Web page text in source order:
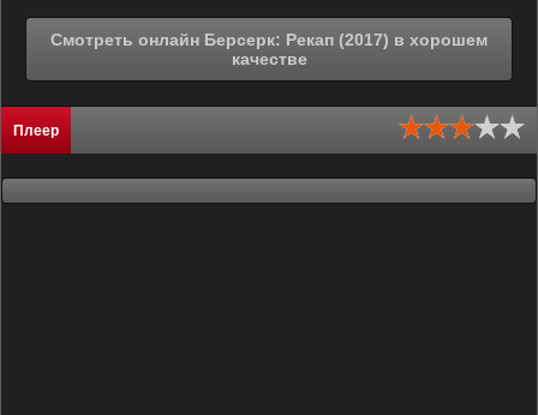
Смотреть онлайн Берсерк: Рекап (2017) в хорошем
качестве
Плеер